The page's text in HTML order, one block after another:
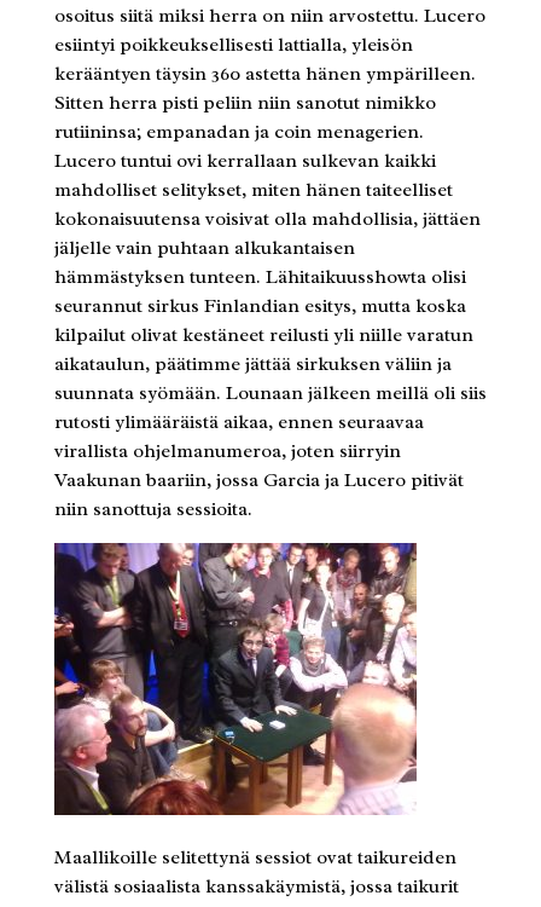
osoitus siitä miksi herra on niin arvostettu. Lucero
esiintyi poikkeuksellisesti lattialla, yleisön
kerääntyen täysin 360 astetta hänen ympärilleen.
Sitten herra pisti peliin niin sanotut nimikko
rutiininsa; empanadan ja coin menagerien.
Lucero tuntui ovi kerrallaan sulkevan kaikki
mahdolliset selitykset, miten hänen taiteelliset
kokonaisuutensa voisivat olla mahdollisia, jättäen
jäljelle vain puhtaan alkukantaisen
hämmästyksen tunteen. Lähitaikuusshowta olisi
seurannut sirkus Finlandian esitys, mutta koska
kilpailut olivat kestäneet reilusti yli niille varatun
aikataulun, päätimme jättää sirkuksen väliin ja
suunnata syömään. Lounaan jälkeen meillä oli siis
rutosti ylimääräistä aikaa, ennen seuraavaa
virallista ohjelmanumeroa, joten siirryin
Vaakunan baariin, jossa Garcia ja Lucero pitivät
niin sanottuja sessioita.
Maallikoille selitettynä sessiot ovat taikureiden
välistä sosiaalista kanssakäymistä, jossa taikurit